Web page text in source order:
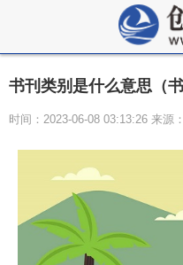
书刊类别是什么意思（
时间：2023-06-08 03:13:26 来源